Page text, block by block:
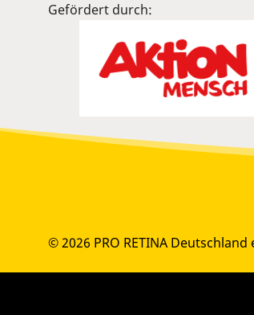
Gefördert durch:
© 2026 PRO RETINA Deutschland